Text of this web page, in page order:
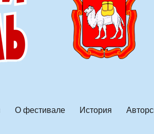
О фестивале История